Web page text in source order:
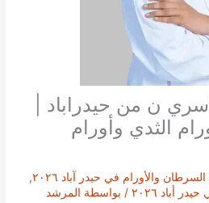
ن من حيدراباد |
الثدي وأورام
والأورام في حيدر آباد ٢٠٢٦
,
أباد ٢٠٢٦
/ بواسطة المرشد